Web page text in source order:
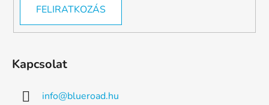
FELIRATKOZÁS
Kapcsolat
info@blueroad.hu